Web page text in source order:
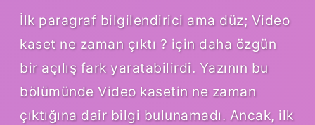
İlk paragraf bilgilendirici ama düz; Video
kaset ne zaman çıktı ? için daha özgün
bir açılış fark yaratabilirdi. Yazının bu
bölümünde Video kasetin ne zaman
çıktığına dair bilgi bulunamadı. Ancak, ilk